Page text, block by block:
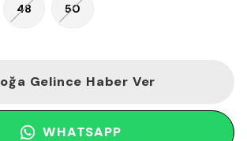
48 50
Gelince Haber Ver
WHATSAPP